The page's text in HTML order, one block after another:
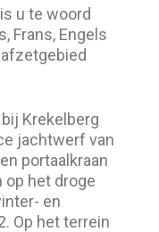
u te woord
Frans, Engels
Krekelberg
jachtwerf van
portaalkraan
het droge
en
Op het terrein